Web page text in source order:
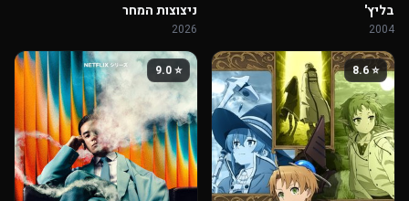
בליץ'
2004
ניצוצות המחר
2026
⭐ 8.6
⭐ 9.0